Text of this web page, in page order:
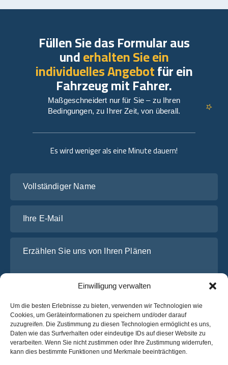
Einwilligung verwalten
Um die besten Erlebnisse zu bieten, verwenden wir Technologien wie
Cookies, um Geräteinformationen zu speichern und/oder darauf
zuzugreifen. Die Zustimmung zu diesen Technologien ermöglicht es uns,
Daten wie das Surfverhalten oder eindeutige IDs auf dieser Website zu
verarbeiten. Wenn Sie nicht zustimmen oder Ihre Zustimmung widerrufen,
kann dies bestimmte Funktionen und Merkmale beeinträchtigen.
Es wird weniger als eine Minute dauern!
Ich habe dieDatenschutz-Bestimmungenvon OsaBus
Füllen Sie das Formular aus
underhalten Sie ein
individuelles Angebotfür ein
Fahrzeug mit Fahrer.
Maßgeschneidert nur für Sie – zu Ihren
Bedingungen, zu Ihrer Zeit, von überall.